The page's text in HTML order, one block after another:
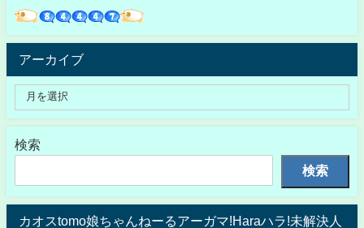
アーカイブ
検索
検索
カオスtomo娘ちゃんねーるアーガマ!Haraハラ!未解決人